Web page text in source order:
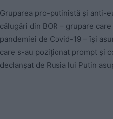
Gruparea pro-putinistă și anti-
călugări din BOR – grupare
pandemiei de Covid-19 – își
care s-au poziționat prompt și
declanșat de Rusia lui Putin